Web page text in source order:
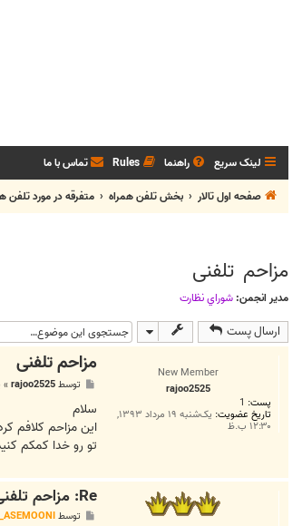
لینک سریع راهنما Rules تماس با ما
صفحه اول تالار
بخش تلفن همراه متفرقه در مورد تلفن
مزاحم تلفنی
مدیر انجمن: شوراي نظارت
ارسال پست
New Member
rajoo2525
پست: 1
تاریخ عضویت: یک‌شنبه ۱۹ مرداد ۱۳۹۳,
۱۲:۳۰ ب.ظ
مزاحم تلفنی
ت
توسطrajoo2525
»
سلام
این مزاحم کلافم
تو رو خدا کمکم
Re: مزاحم تلفنی
توسط